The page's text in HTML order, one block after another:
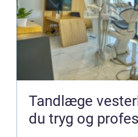
Tandlæge vesterbro sådan
du tryg og